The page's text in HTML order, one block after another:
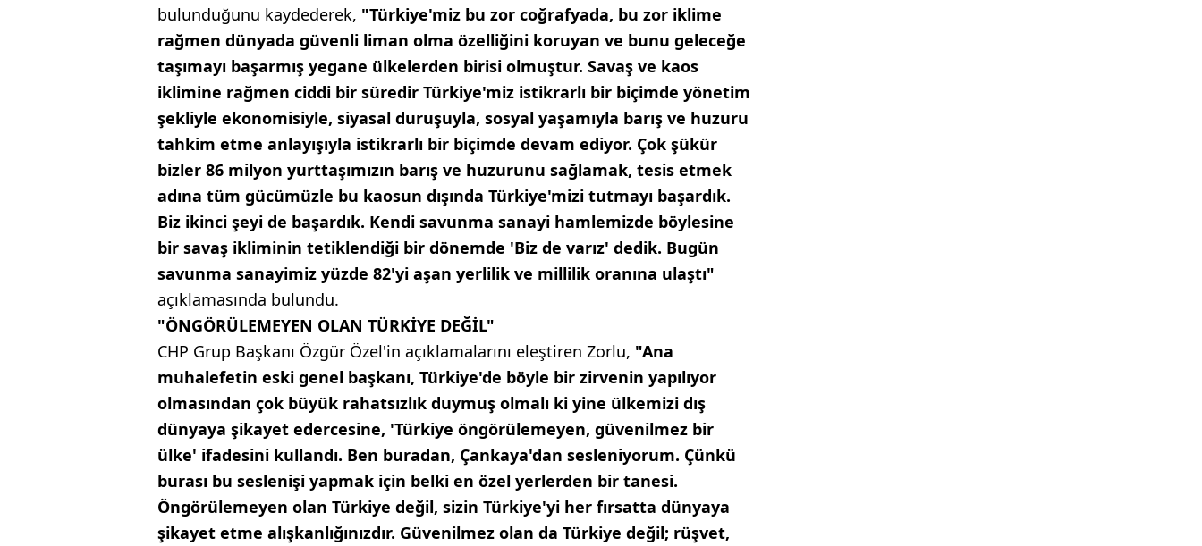
bulunduğunu kaydederek, "Türkiye'miz bu zor coğrafyada, bu zor iklime
rağmen dünyada güvenli liman olma özelliğini koruyan ve bunu geleceğe
taşımayı başarmış yegane ülkelerden birisi olmuştur. Savaş ve kaos
iklimine rağmen ciddi bir süredir Türkiye'miz istikrarlı bir biçimde yönetim
şekliyle ekonomisiyle, siyasal duruşuyla, sosyal yaşamıyla barış ve huzuru
tahkim etme anlayışıyla istikrarlı bir biçimde devam ediyor. Çok şükür
bizler 86 milyon yurttaşımızın barış ve huzurunu sağlamak, tesis etmek
adına tüm gücümüzle bu kaosun dışında Türkiye'mizi tutmayı başardık.
Biz ikinci şeyi de başardık. Kendi savunma sanayi hamlemizde böylesine
bir savaş ikliminin tetiklendiği bir dönemde 'Biz de varız' dedik. Bugün
savunma sanayimiz yüzde 82'yi aşan yerlilik ve millilik oranına ulaştı"
açıklamasında bulundu.
"ÖNGÖRÜLEMEYEN OLAN TÜRKİYE DEĞİL"
CHP Grup Başkanı Özgür Özel'in açıklamalarını eleştiren Zorlu, "Ana
muhalefetin eski genel başkanı, Türkiye'de böyle bir zirvenin yapılıyor
olmasından çok büyük rahatsızlık duymuş olmalı ki yine ülkemizi dış
dünyaya şikayet edercesine, 'Türkiye öngörülemeyen, güvenilmez bir
ülke' ifadesini kullandı. Ben buradan, Çankaya'dan sesleniyorum. Çünkü
burası bu seslenişi yapmak için belki en özel yerlerden bir tanesi.
Öngörülemeyen olan Türkiye değil, sizin Türkiye'yi her fırsatta dünyaya
şikayet etme alışkanlığınızdır. Güvenilmez olan da Türkiye değil; rüşvet,